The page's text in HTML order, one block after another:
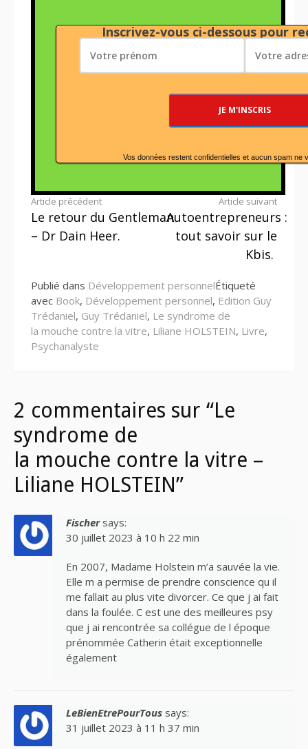
Inscrivez-vous ci-dessous pour
Vos données restent confidentielles et aucun spam ne
Lire
la
Article précédent
Le retour du Gentleman
– Dr Dain Heer.
Article suivant
Autoentrepreneurs :
tout savoir sur le
Kbis.
Publié dans Développement personnelÉtiqueté
avec Book, Développement personnel, Edition Guy
Trédaniel, Guy Trédaniel, Le syndrome de
la mouche contre la vitre, Liliane HOLSTEIN, Livre,
Psychanalyste
2 commentaires sur “Le
syndrome de
la mouche contre la vitre –
Liliane HOLSTEIN”
Fischer says:
30 juillet 2023 à 10 h 22 min
En 2007, Madame Holstein m’a sauvée la vie.
Elle m a permise de prendre conscience qu il
me fallait au plus vite divorcer. Ce que j ai fait
dans la foulée. C est une des meilleures psy
que j ai rencontrée sa collégue de l époque
prénommée Catherin était exceptionnelle
également
LeBienEtrePourTous says:
31 juillet 2023 à 11 h 37 min